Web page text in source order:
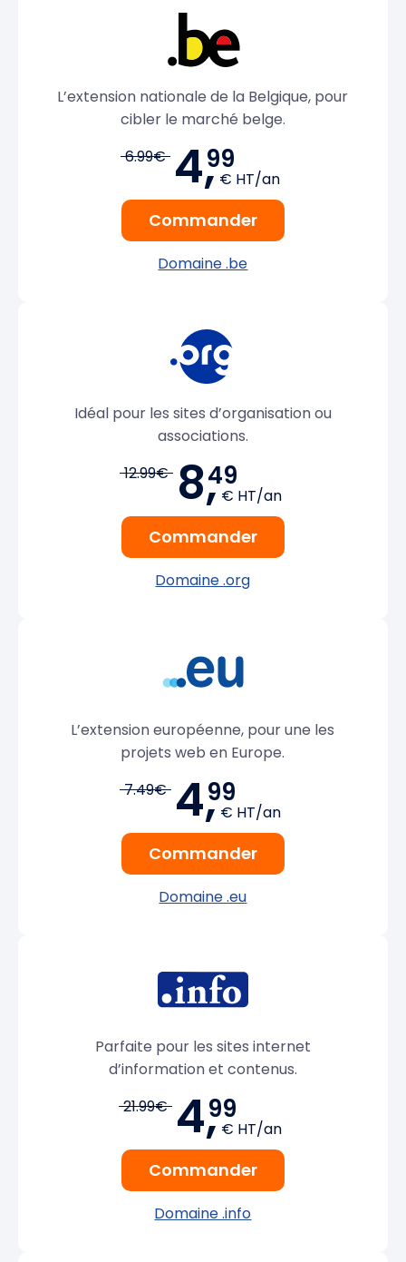
L’extension nationale de la Belgique, pour
cibler le marché belge.
6.99€ 4,99
€ HT/an
Commander
Domaine .be
Idéal pour les sites d’organisation ou
associations.
12.99€ 8,49
€ HT/an
Commander
Domaine .org
L’extension européenne, pour une les
projets web en Europe.
7.49€ 4,99
€ HT/an
Commander
Domaine .eu
Parfaite pour les sites internet
d’information et contenus.
21.99€ 4,99
€ HT/an
Commander
Domaine .info